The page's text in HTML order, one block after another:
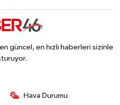
güncel, en hızlı haberleri sizinle
Hava Durumu